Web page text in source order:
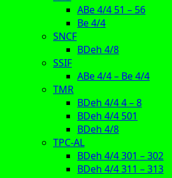
ABe 4/4 51 – 56
Be 4/4
SNCF
BDeh 4/8
SSIF
ABe 4/4 – Be 4/4
TMR
BDeh 4/4 4 – 8
BDeh 4/4 501
BDeh 4/8
TPC-AL
BDeh 4/4 301 – 302
BDeh 4/4 311 – 313